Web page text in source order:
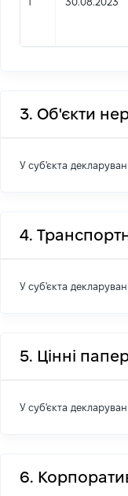
3. Об'єкти
У суб'єкта
4.
У суб'єкта
5. Цінні
У суб'єкта
6.